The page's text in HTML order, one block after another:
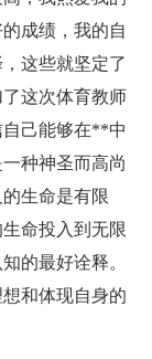
成绩，我的自
这些就坚定了
这次体育教师
己能够在**中
种神圣而高尚
生命是有限
命投入到无限
的最好诠释。
和体现自身的